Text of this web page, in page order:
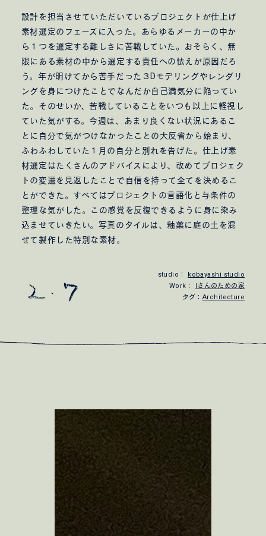
設計を担当させていただいているプロジェクトが仕上げ
素材選定のフェーズに入った。あらゆるメーカーの中か
ら１つを選定する難しさに苦戦していた。おそらく、無
限にある素材の中から選定する責任への怯えが原因だろ
う。年が明けてから苦手だった３Dモデリングやレンダリ
ングを身につけたことでなんだか自己満気分に陥ってい
た。そのせいか、苦戦していることをいつも以上に軽視し
ていた気がする。今週は、あまり良くない状況にあるこ
とに自分で気がつけなかったことの大反省から始まり、
ふわふわしていた１月の自分と別れを告げた。仕上げ素
材選定はたくさんのアドバイスにより、改めてプロジェク
トの変遷を見返したことで自信を持って全てを決めるこ
とができた。すべてはプロジェクトの言語化と与条件の
整理な気がした。この感覚を反復できるように身に染み
込ませていきたい。写真のタイルは、釉薬に庭の土を混
ぜて製作した特別な素材。
studio：
kobayashi studio
Work：
Iさんのための家
タグ： Architecture